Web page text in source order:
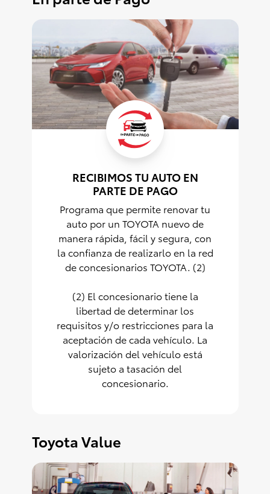
RECIBIMOS TU AUTO EN
PARTE DE PAGO
Programa que permite renovar tu
auto por un TOYOTA nuevo de
manera rápida, fácil y segura, con
la confianza de realizarlo en la red
de concesionarios TOYOTA. (2)
(2) El concesionario tiene la
libertad de determinar los
requisitos y/o restricciones para la
aceptación de cada vehículo. La
valorización del vehículo está
sujeto a tasación del
concesionario.
Toyota Value